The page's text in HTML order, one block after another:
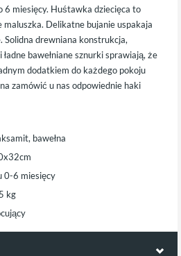
6 miesięcy. Huśtawka dziecięca to
maluszka. Delikatne bujanie uspakaja
Solidna drewniana konstrukcja,
bawełniane sznurki sprawiają, że
dodatkiem do każdego pokoju
zamówić u nas odpowiednie haki
bawełna
0-6 miesięcy
kg